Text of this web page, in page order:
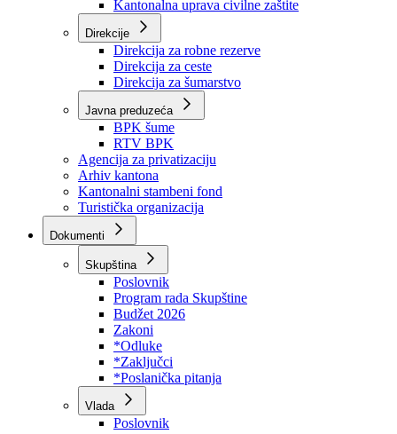
Kantonalna uprava za inspekcijske poslove
Kantonalna uprava civilne zaštite
Direkcije
Direkcija za robne rezerve
Direkcija za ceste
Direkcija za šumarstvo
Javna preduzeća
BPK šume
RTV BPK
Agencija za privatizaciju
Arhiv kantona
Kantonalni stambeni fond
Turistička organizacija
Dokumenti
Skupština
Poslovnik
Program rada Skupštine
Budžet 2026
Zakoni
*Odluke
*Zaključci
*Poslanička pitanja